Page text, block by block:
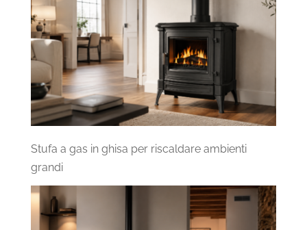
Stufa a gas in ghisa per riscaldare ambienti
grandi